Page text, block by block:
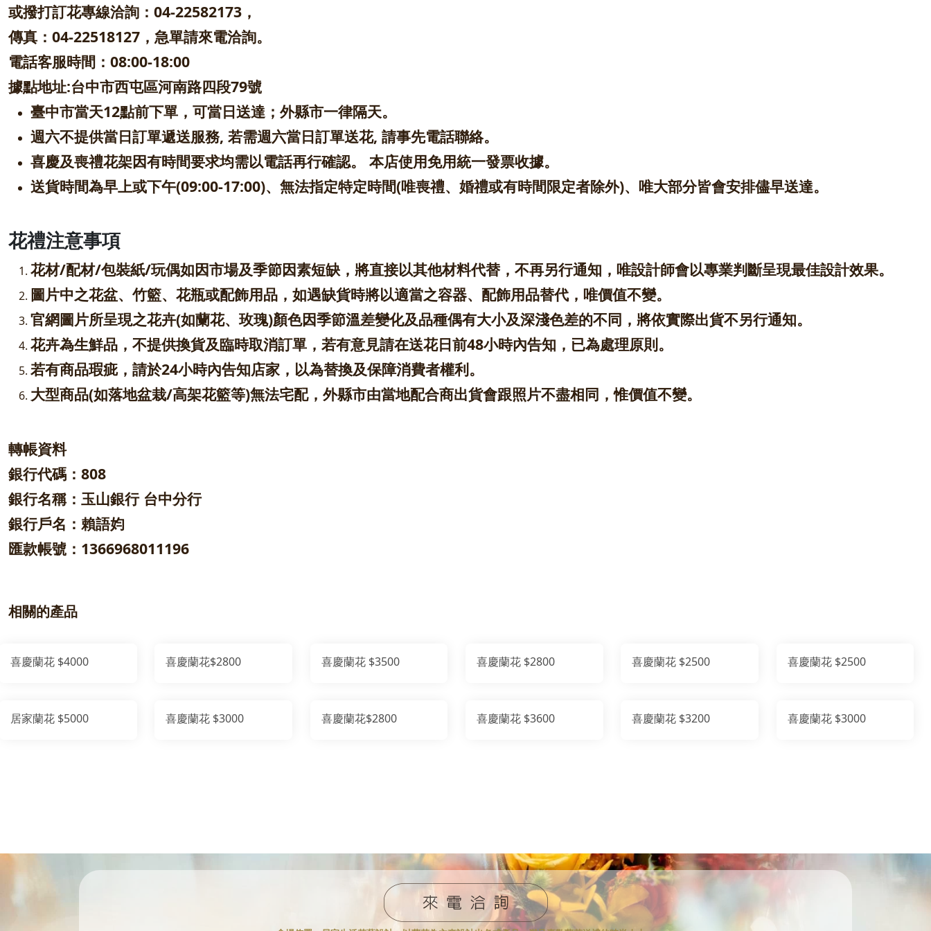
或撥打訂花專線洽詢：04-22582173，
傳真：04-22518127，急單請來電洽詢。
電話客服時間：08:00-18:00
據點地址:台中市西屯區河南路四段79號
臺中市當天12點前下單，可當日送達；外縣市一律隔天。
週六不提供當日訂單遞送服務, 若需週六當日訂單送花, 請事先電話聯絡。
喜慶及喪禮花架因有時間要求均需以電話再行確認。 本店使用免用統一發票收據。
送貨時間為早上或下午(09:00-17:00)、無法指定特定時間(唯喪禮、婚禮或有時間限定者除外)、唯大部分皆會安排儘早送達。
花禮注意事項
花材/配材/包裝紙/玩偶如因市場及季節因素短缺，將直接以其他材料代替，不再另行通知，唯設計師會以專業判斷呈現最佳設計效果。
圖片中之花盆、竹籃、花瓶或配飾用品，如遇缺貨時將以適當之容器、配飾用品替代，唯價值不變。
官網圖片所呈現之花卉(如蘭花、玫瑰)顏色因季節溫差變化及品種偶有大小及深淺色差的不同，將依實際出貨不另行通知。
花卉為生鮮品，不提供換貨及臨時取消訂單，若有意見請在送花日前48小時內告知，已為處理原則。
若有商品瑕疵，請於24小時內告知店家，以為替換及保障消費者權利。
大型商品(如落地盆栽/高架花籃等)無法宅配，外縣市由當地配合商出貨會跟照片不盡相同，惟價值不變。
轉帳資料
銀行代碼：808
銀行名稱：玉山銀行 台中分行
銀行戶名：賴語㚬
匯款帳號：1366968011196
相關的產品
喜慶蘭花 $4000 喜慶蘭花$2800 喜慶蘭花 $3500 喜慶蘭花 $2800 喜慶蘭花 $2500 喜慶蘭花 $2500
居家蘭花 $5000 喜慶蘭花 $3000 喜慶蘭花$2800 喜慶蘭花 $3600 喜慶蘭花 $3200 喜慶蘭花 $3000